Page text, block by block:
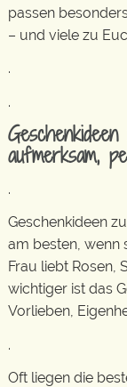
passen
– und viele zu
.
.
aufmerksam,
.
Geschenkideen
am besten, wenn
Frau liebt Rosen,
wichtiger ist das
Vorlieben,
.
Oft liegen die